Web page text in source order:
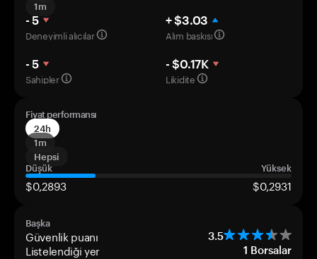
1m
- 5
Deneyimli alıcılar
+ $3.03
Alım baskısı
- 5
Sahipler
- $0.17K
Likidite
Fiyat performansı
24h
1m
Hepsi
Düşük
Yüksek
$0,2893 $0,2931
Başka
Güvenlik puanı 3.5
Listelendiği yer 1 Borsalar